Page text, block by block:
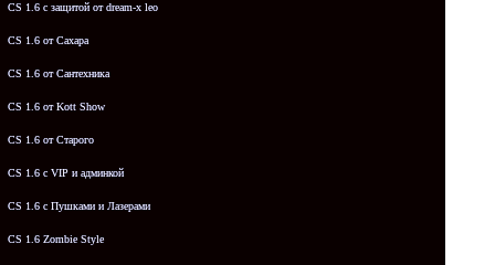
CS 1.6 с защитой от dream-x leo
CS 1.6 от Сахара
CS 1.6 от Сантехника
CS 1.6 от Kott Show
CS 1.6 от Старого
CS 1.6 с VIP и админкой
CS 1.6 с Пушками и Лазерами
CS 1.6 Zombie Style